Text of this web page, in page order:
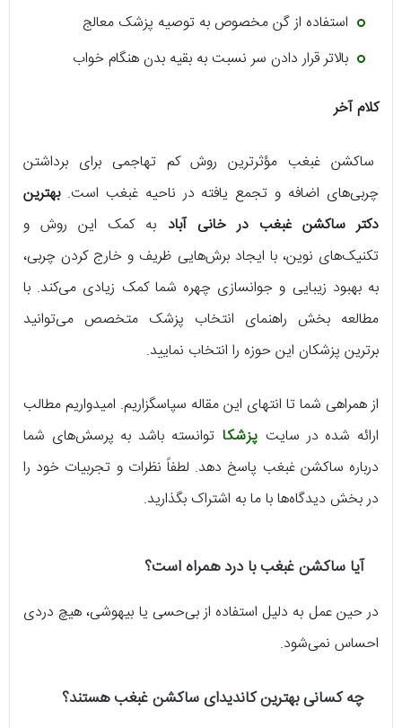
استفاده از گن مخصوص به توصیه پزشک معالج
بالاتر قرار دادن سر نسبت به بقیه بدن هنگام خواب
کلام آخر
ساکشن غبغب مؤثرترین روش کم تهاجمی برای برداشتن
چربی‌های اضافه و تجمع یافته در ناحیه غبغب است.بهترین
دکتر ساکشن غبغب در خانی آباد به کمک این روش و
تکنیک‌های نوین، با ایجاد برش‌هایی ظریف و خارج کردن چربی،
به بهبود زیبایی و جوانسازی چهره شما کمک زیادی می‌کند. با
مطالعه بخش راهنمای انتخاب پزشک متخصص می‌توانید
برترین پزشکان این حوزه را انتخاب نمایید.
از همراهی شما تا انتهای این مقاله سپاسگزاریم. امیدواریم مطالب
ارائه شده در سایت پزشکاتوانسته باشد به پرسش‌های شما
درباره ساکشن غبغب پاسخ دهد. لطفاً نظرات و تجربیات خود را
در بخش دیدگاه‌ها با ما به اشتراک بگذارید.
آیا ساکشن غبغب با درد همراه است؟
در حین عمل به دلیل استفاده از بی‌حسی یا بیهوشی، هیچ دردی
احساس نمی‌شود.
چه کسانی بهترین کاندیدای ساکشن غبغب هستند؟